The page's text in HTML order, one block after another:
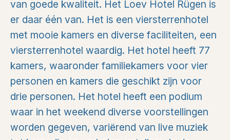
van goede kwaliteit. Het Loev Hotel Rügen is
er daar één van. Het is een viersterrenhotel
met mooie kamers en diverse faciliteiten, een
viersterrenhotel waardig. Het hotel heeft 77
kamers, waaronder familiekamers voor vier
personen en kamers die geschikt zijn voor
drie personen. Het hotel heeft een podium
waar in het weekend diverse voorstellingen
worden gegeven, variërend van live muziek